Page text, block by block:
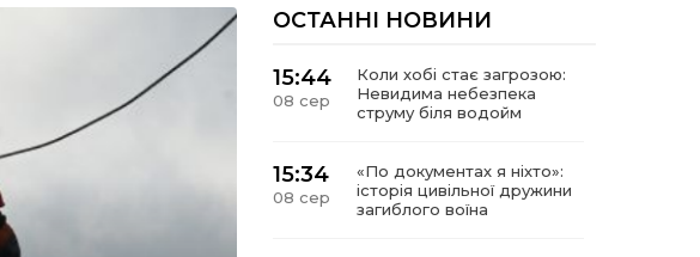
ОСТАННІ НОВИНИ
15:44
08 сер
Коли хобі стає загрозою:
Невидима небезпека
струму біля водойм
15:34
08 сер
«По документах я ніхто»:
історія цивільної дружини
загиблого воїна